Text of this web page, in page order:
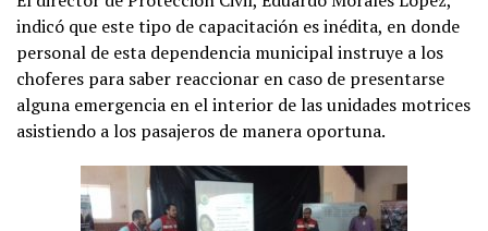
indicó que este tipo de capacitación es inédita, en donde
personal de esta dependencia municipal instruye a los
choferes para saber reaccionar en caso de presentarse
alguna emergencia en el interior de las unidades motrices
asistiendo a los pasajeros de manera oportuna.